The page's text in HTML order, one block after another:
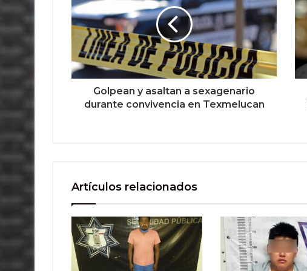
Golpean y asaltan a sexagenario
durante convivencia en Texmelucan
Artículos relacionados